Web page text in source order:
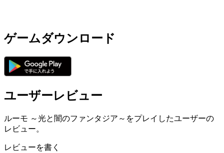
ゲームダウンロード
ユーザーレビュー
ルーモ ～光と闇のファンタジア～をプレイしたユーザーの
レビュー。
レビューを書く